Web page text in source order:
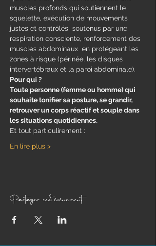
muscles profonds qui soutiennent le
squelette, exécution de mouvements
justes et contrôlés  soutenus par une
respiration consciente, renforcement des
muscles abdominaux  en protégeant les
zones à risque (périnée, les disques
intervertébraux et la paroi abdominale).
Pour qui ?
Toute personne (femme ou homme) qui
souhaite tonifier sa posture, se grandir,
retrouver un corps réactif et souple dans
les situations quotidiennes.
Et tout particulirement :
En lire plus >
Partager cet événement